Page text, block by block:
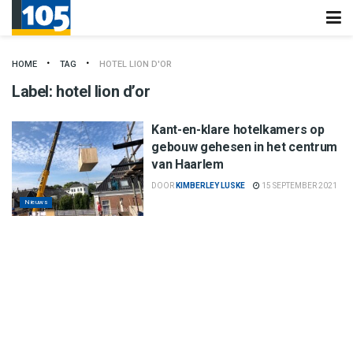
HOME TAG HOTEL LION D'OR
Label: hotel lion d’or
Nieuws
Kant-en-klare hotelkamers op
gebouw gehesen in het centrum
van Haarlem
DOOR KIMBERLEY LUSKE 15 SEPTEMBER 2021